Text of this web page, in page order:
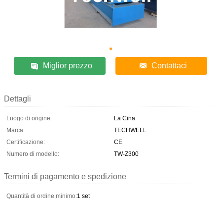
Miglior prezzo Contattaci
Dettagli
Luogo di origine:
La Cina
Marca:
TECHWELL
Certificazione:
CE
Numero di modello:
TW-Z300
Termini di pagamento e spedizione
Quantità di ordine minimo:1 set